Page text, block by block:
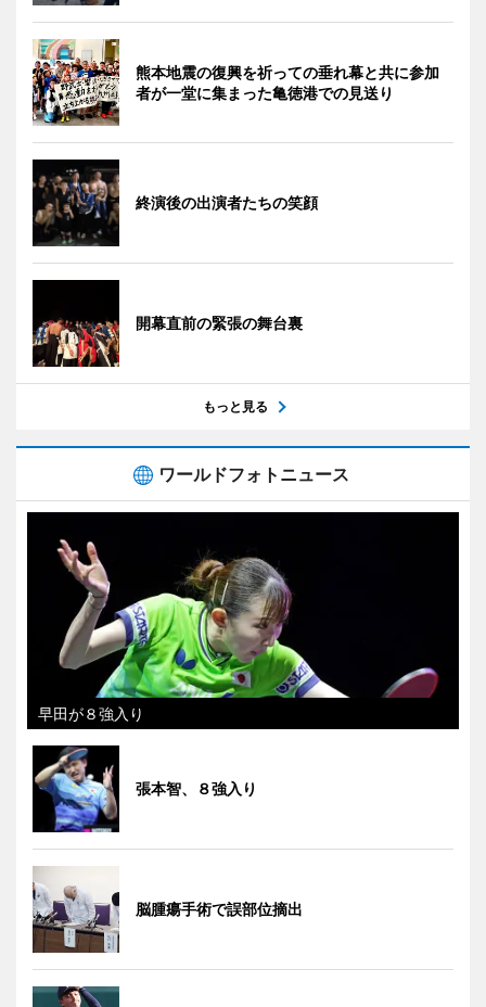
熊本地震の復興を祈っての垂れ幕と共に参加
者が一堂に集まった亀徳港での見送り
終演後の出演者たちの笑顔
開幕直前の緊張の舞台裏
もっと見る
ワールドフォトニュース
早田が８強入り
張本智、８強入り
脳腫瘍手術で誤部位摘出